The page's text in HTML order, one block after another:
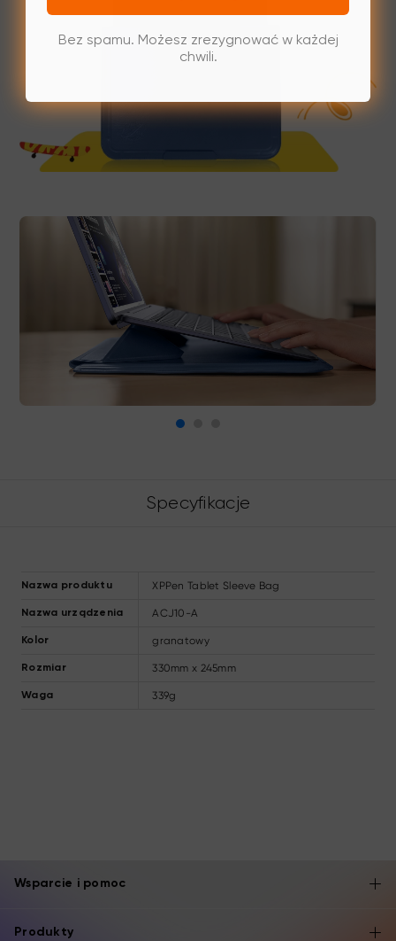
Specyfikacje
Nazwa produktu XPPen Tablet Sleeve Bag
Nazwa urządzenia ACJ10-A
Kolor granatowy
Rozmiar 330mm x 245mm
Waga 339g
Wsparcie i pomoc
Produkty
Bez spamu. Możesz zrezygnować w każdej
chwili.